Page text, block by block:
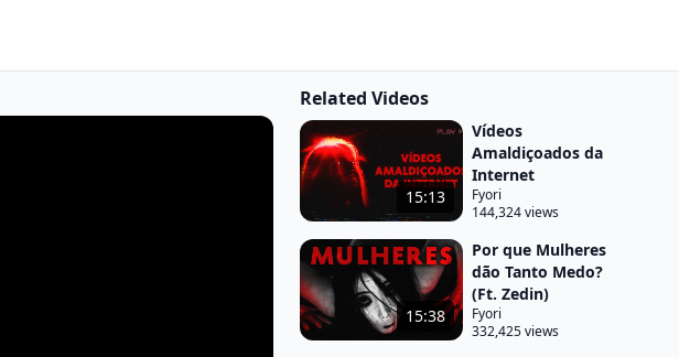
Related Videos
15:13
Vídeos
Amaldiçoados da
Internet
Fyori
144,324 views
15:38
Por que Mulheres
dão Tanto Medo?
(Ft. Zedin)
Fyori
332,425 views